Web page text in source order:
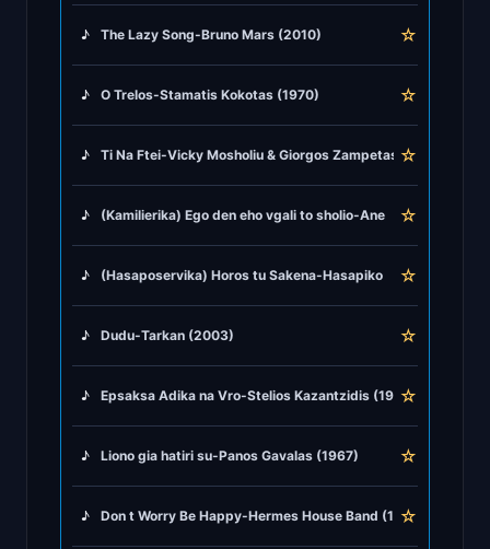
♪ The Lazy Song-Bruno Mars (2010) ☆
♪ O Trelos-Stamatis Kokotas (1970) ☆
♪ Ti Na Ftei-Vicky Mosholiu & Giorgos Zampetas (1971)
☆
♪ (Kamilierika) Ego den eho vgali to sholio-Aneveno
☆
♪ (Hasaposervika) Horos tu Sakena-Hasapiko me baglama-
☆
♪ Dudu-Tarkan (2003) ☆
♪ Epsaksa Adika na Vro-Stelios Kazantzidis (1969)
☆
♪ Liono gia hatiri su-Panos Gavalas (1967) ☆
♪ Don t Worry Be Happy-Hermes House Band (1988)
☆
♪ Greek Rumba
♪ Greek Traditional
♪ Greek Tsifteteli
♪ Greek Zeibekiko
♪ Instrumentals
♪ Jazz & Swing
♪ Latin Classics
♪ Pop & Dance
♪ Rock and Roll